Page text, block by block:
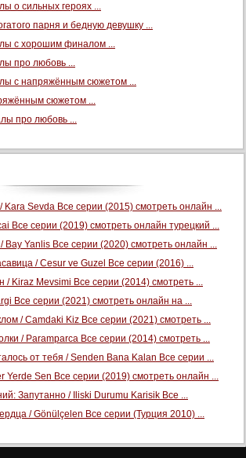
о сильных героях ...
парня и бедную девушку ...
с хорошим финалом ...
про любовь ...
с напряжённым сюжетом ...
сюжетом ...
про любовь ...
Kara Sevda Все серии (2015) смотреть онлайн ...
Все серии (2019) смотреть онлайн турецкий ...
Bay Yanlis Все серии (2020) смотреть онлайн ...
/ Cesur ve Guzel Все серии (2016) ...
/ Kiraz Mevsimi Все серии (2014) смотреть ...
Все серии (2021) смотреть онлайн на ...
/ Camdaki Kiz Все серии (2021) смотреть ...
/ Paramparca Все серии (2014) смотреть ...
от тебя / Senden Bana Kalan Все серии ...
Yerde Sen Все серии (2019) смотреть онлайн ...
Запутанно / Iliski Durumu Karisik Все ...
/ Gönülçelen Все серии (Турция 2010) ...